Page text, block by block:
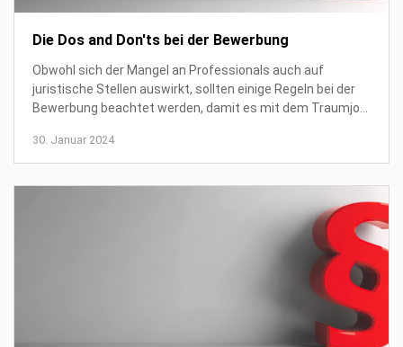
Die Dos and Don'ts bei der Bewerbung
Obwohl sich der Mangel an Professionals auch auf
juristische Stellen auswirkt, sollten einige Regeln bei der
Bewerbung beachtet werden, damit es mit dem Traumjob
30. Januar 2024